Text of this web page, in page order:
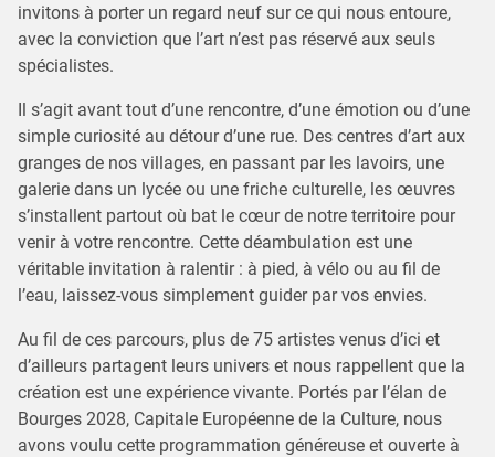
invitons à porter un regard neuf sur ce qui nous entoure,
avec la conviction que l’art n’est pas réservé aux seuls
spécialistes.
Il s’agit avant tout d’une rencontre, d’une émotion ou d’une
simple curiosité au détour d’une rue. Des centres d’art aux
granges de nos villages, en passant par les lavoirs, une
galerie dans un lycée ou une friche culturelle, les œuvres
s’installent partout où bat le cœur de notre territoire pour
venir à votre rencontre. Cette déambulation est une
véritable invitation à ralentir : à pied, à vélo ou au fil de
l’eau, laissez-vous simplement guider par vos envies.
Au fil de ces parcours, plus de 75 artistes venus d’ici et
d’ailleurs partagent leurs univers et nous rappellent que la
création est une expérience vivante. Portés par l’élan de
Bourges 2028, Capitale Européenne de la Culture, nous
avons voulu cette programmation généreuse et ouverte à